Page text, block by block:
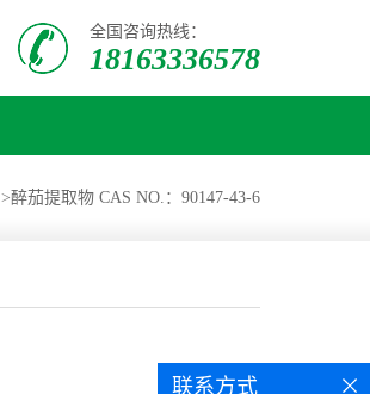
全国咨询热线：
18163336578
>醉茄提取物 CAS NO.：90147-43-6
联系方式